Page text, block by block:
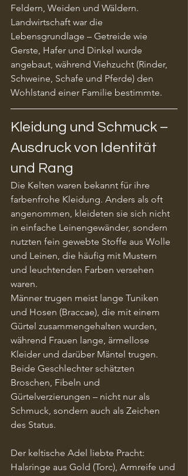
Feldern, Weiden und Wäldern.
Landwirtschaft war die
Lebensgrundlage – Getreide wie
Gerste, Hafer und Dinkel wurde
angebaut, während Viehzucht (Rinder,
Schweine, Schafe und Pferde) den
Wohlstand einer Familie bestimmte.
Kleidung und Schmuck –
Ausdruck von Identität
und Rang
Die Kelten waren bekannt für ihre
farbenfrohe Kleidung. Anders als oft
angenommen, kleideten sie sich nicht
in einfache Leinengewänder, sondern
nutzten fein gewebte Stoffe aus Wolle
und Leinen, die häufig mit Mustern
und leuchtenden Farben versehen
waren.
Männer trugen meist lange Tuniken
und Hosen (Braccae), die mit einem
Gürtel zusammengehalten wurden,
während Frauen lange, ärmellose
Kleider und darüber Mäntel trugen.
Beide Geschlechter schätzten
Broschen, Fibeln und
Gürtelverzierungen – nicht nur als
Schmuck, sondern auch als Zeichen
des Status.
Der keltische Adel liebte Pracht:
Halsringe aus Gold (Torc), Armreife und